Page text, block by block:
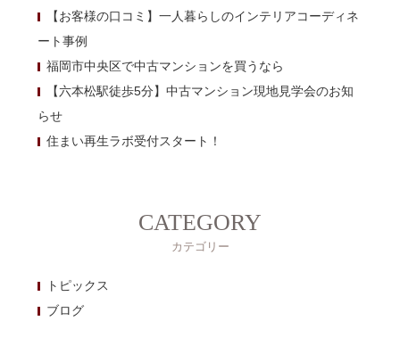
【お客様の口コミ】一人暮らしのインテリアコーディネ
ート事例
福岡市中央区で中古マンションを買うなら
【六本松駅徒歩5分】中古マンション現地見学会のお知
らせ
住まい再生ラボ受付スタート！
CATEGORY
カテゴリー
トピックス
ブログ